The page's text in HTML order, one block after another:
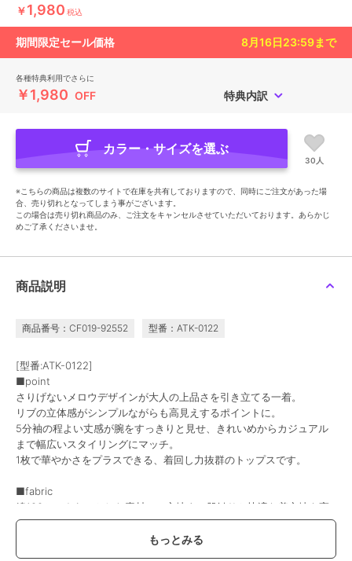
￥1,980 税込
期間限定セール価格 8月16日23:59まで
各種特典利用でさらに
￥1,980 OFF 特典内訳
カラー・サイズを選ぶ
30人
※こちらの商品は複数のサイトで在庫を共有しておりますので、同時にご注文があった場
合、売り切れとなってしまう事がございます。
この場合は売り切れ商品のみ、ご注文をキャンセルさせていただいております。あらかじ
めご了承くださいませ。
商品説明
商品番号：CF019-92552 型番：ATK-0122
[型番:ATK-0122]
■point
さりげないメロウデザインが大人の上品さを引き立てる一着。
リブの立体感がシンプルながらも高見えするポイントに。
5分袖の程よい丈感が腕をすっきりと見せ、きれいめからカジュアル
まで幅広いスタイリングにマッチ。
1枚で華やかさをプラスできる、着回し力抜群のトップスです。
■fabric
綿100％のさらっとした素材で、心地よい肌触りと快適な着心地を実
現しました。
【生地の厚さ】厚い〇〇〇●〇薄い